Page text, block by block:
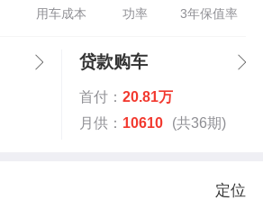
用车成本 功率 3年保值率
贷款购车
首付： 20.81万
月供： 10610 (共36期)
定位